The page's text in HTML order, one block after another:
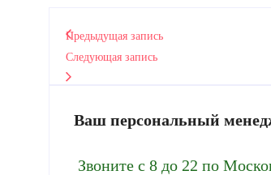
Предыдущая запись
Следующая запись
Ваш персональный
Звоните с 8 до 22 по